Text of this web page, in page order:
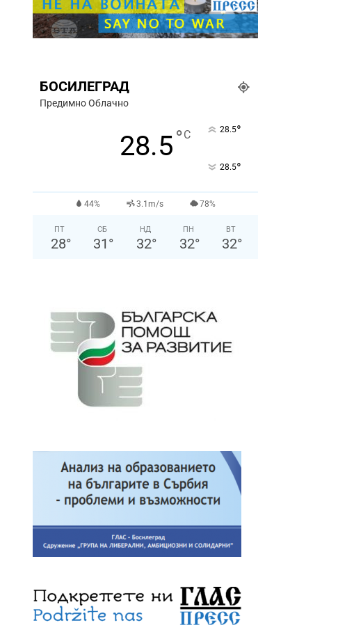
БОСИЛЕГРАД
Предимно Облачно
28.5°C 28.5°
28.5°
44% 3.1m/s 78%
ПТ
28°
СБ
31 °
НД
32°
ПН
32°
ВТ
32°